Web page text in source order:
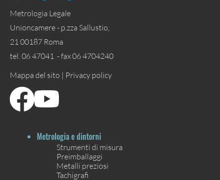
Metrologia Legale
Unioncamere - p.zza Sallustio,
21 00187 Roma
tel. 06 47041 - fax 06 4704240
Mappa del sito | Privacy policy
Metrologia e dintorni
Strumenti di misura
Preimballaggi
Metalli preziosi
Tachigrafi